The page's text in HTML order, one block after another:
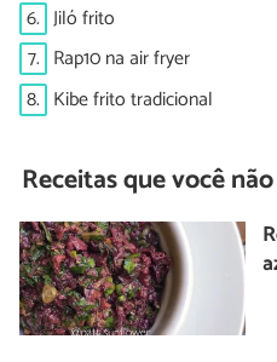
6. Jiló frito
7. Rap10 na air fryer
8. Kibe frito tradicional
Receitas que você